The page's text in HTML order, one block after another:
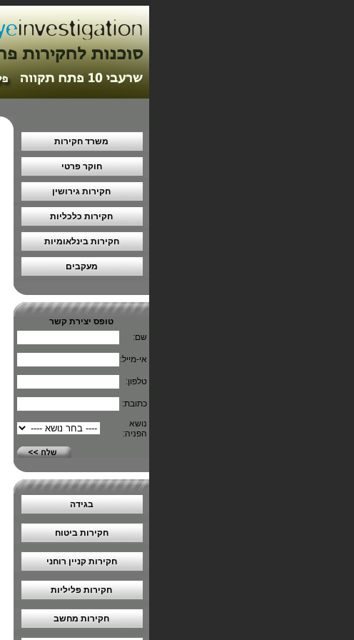
משרד חקירות
חוקר פרטי
חקירות גירושין
חקירות כלכליות
חקירות בינלאומיות
מעקבים
טופס יצירת קשר
שם:
אי-מייל:
טלפון:
כתובת:
נושא
הפניה:
בגידה
חקירות ביטוח
חקירות קניין רוחני
חקירות פליליות
חקירות מחשב